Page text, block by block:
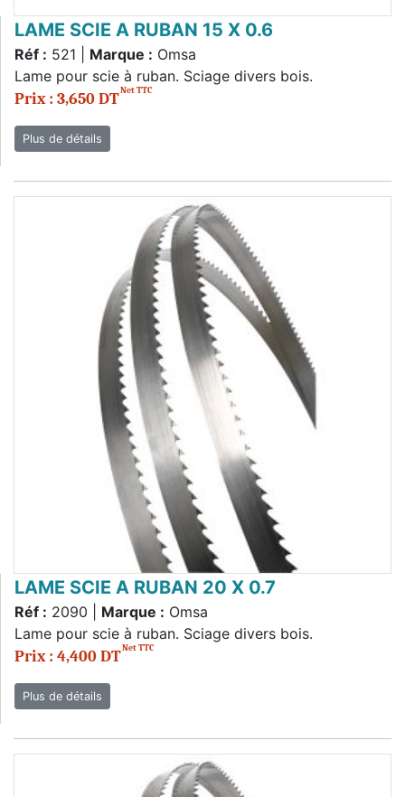
LAME SCIE A RUBAN 15 X 0.6
Réf : 521 | Marque : Omsa
Lame pour scie à ruban. Sciage divers bois.
Prix : 3,650 DTNet TTC
Plus de détails
LAME SCIE A RUBAN 20 X 0.7
Réf : 2090 | Marque : Omsa
Lame pour scie à ruban. Sciage divers bois.
Prix : 4,400 DTNet TTC
Plus de détails